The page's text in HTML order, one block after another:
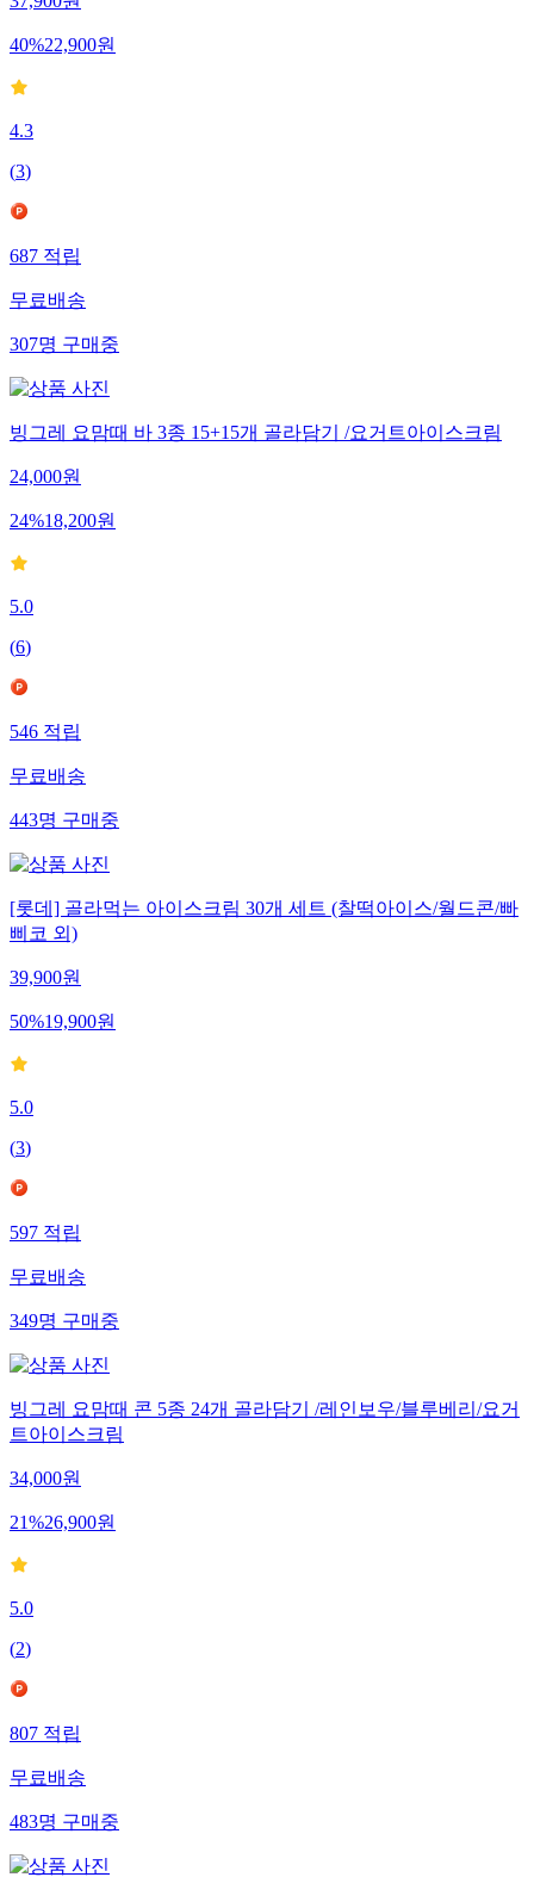
37,900원
40%22,900원
4.3
(3)
687적립
무료배송
307명구매중
빙그레 요맘때 바 3종 15+15개 골라담기 /요거트아이스크림
24,000원
24%18,200원
5.0
(6)
546적립
무료배송
443명구매중
[롯데] 골라먹는 아이스크림 30개 세트 (찰떡아이스/월드콘/빠
삐코 외)
39,900원
50%19,900원
5.0
(3)
597적립
무료배송
349명구매중
빙그레 요맘때 콘 5종 24개 골라담기 /레인보우/블루베리/요거
트아이스크림
34,000원
21%26,900원
5.0
(2)
807적립
무료배송
483명구매중